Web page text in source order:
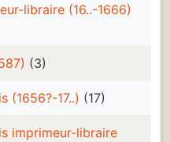
libraire (16..-1666)
(3)
(1656?-17..) (17)
imprimeur-libraire